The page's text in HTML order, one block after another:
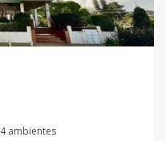
4 ambientes